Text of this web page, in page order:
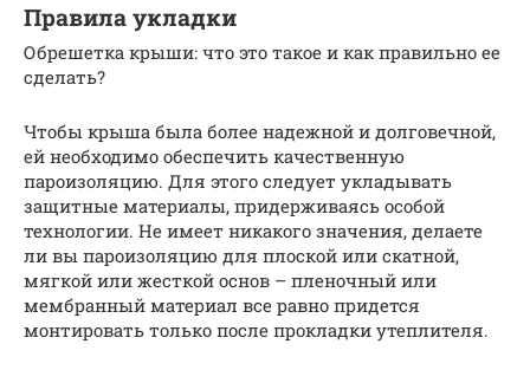
Правила укладки
Обрешетка крыши: что это такое и как правильно ее
сделать?
Чтобы крыша была более надежной и долговечной,
ей необходимо обеспечить качественную
пароизоляцию. Для этого следует укладывать
защитные материалы, придерживаясь особой
технологии. Не имеет никакого значения, делаете
ли вы пароизоляцию для плоской или скатной,
мягкой или жесткой основ – пленочный или
мембранный материал все равно придется
монтировать только после прокладки утеплителя.